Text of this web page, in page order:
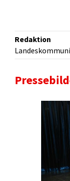
Redaktion